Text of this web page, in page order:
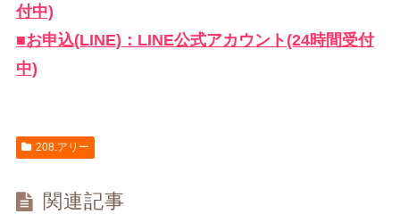
付中)
■お申込(LINE)：LINE公式アカウント(24時間受付
中)
208.アリー
関連記事